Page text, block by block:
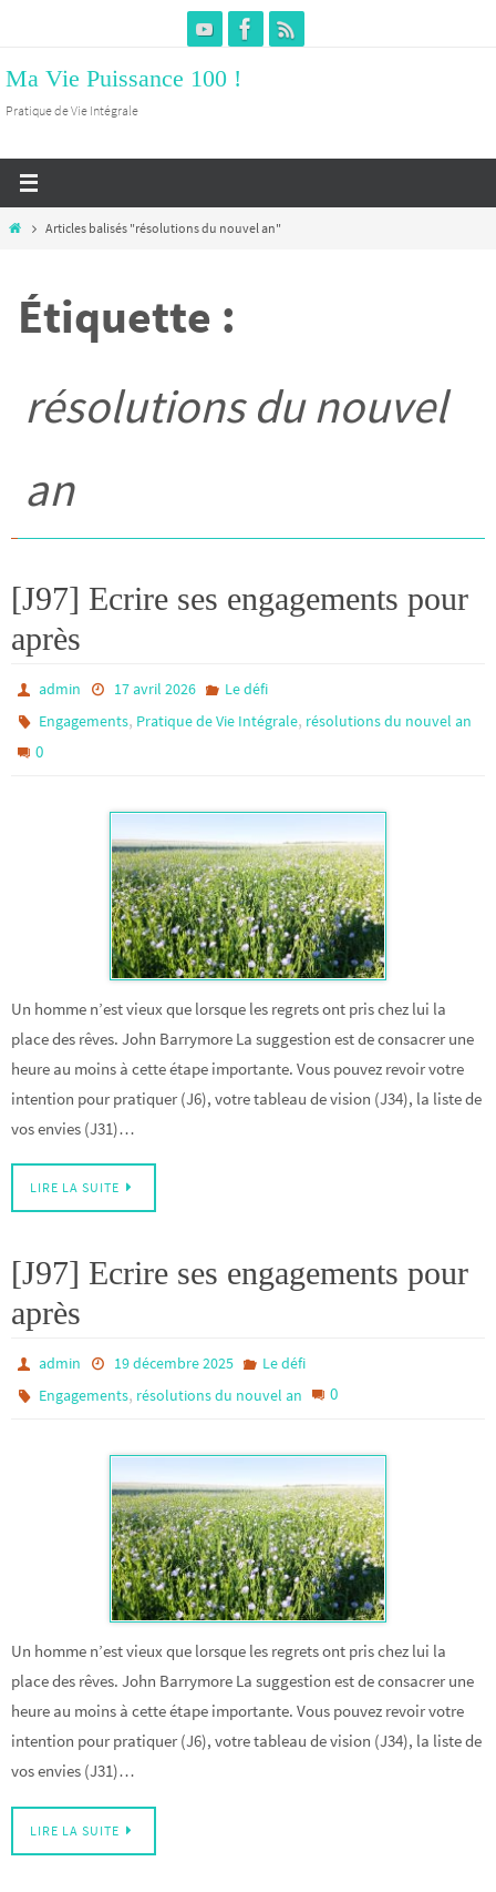
le
contenu
Ma Vie Puissance 100 !
Pratique de Vie Intégrale
HomeArticles balisés "résolutions du nouvel an"
Étiquette :
résolutions du nouvel
an
[J97] Ecrire ses engagements pour
après
admin 17 avril 2026
Le défi
Engagements, Pratique de Vie Intégrale, résolutions du nouvel an
0
Un homme n’est vieux que lorsque les regrets ont pris chez lui la
place des rêves. John Barrymore La suggestion est de consacrer une
heure au moins à cette étape importante. Vous pouvez revoir votre
intention pour pratiquer (J6), votre tableau de vision (J34), la liste de
vos envies (J31)…
LIRE LA SUITE
[J97] Ecrire ses engagements pour
après
admin 19 décembre 2025
Le défi
Engagements, résolutions du nouvel an 0
Un homme n’est vieux que lorsque les regrets ont pris chez lui la
place des rêves. John Barrymore La suggestion est de consacrer une
heure au moins à cette étape importante. Vous pouvez revoir votre
intention pour pratiquer (J6), votre tableau de vision (J34), la liste de
vos envies (J31)…
LIRE LA SUITE